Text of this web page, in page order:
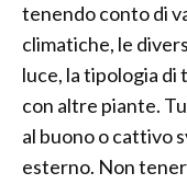
tenendo conto di
climatiche, le
luce, la tipologia
con altre piante.
al buono o cattivo
esterno. Non